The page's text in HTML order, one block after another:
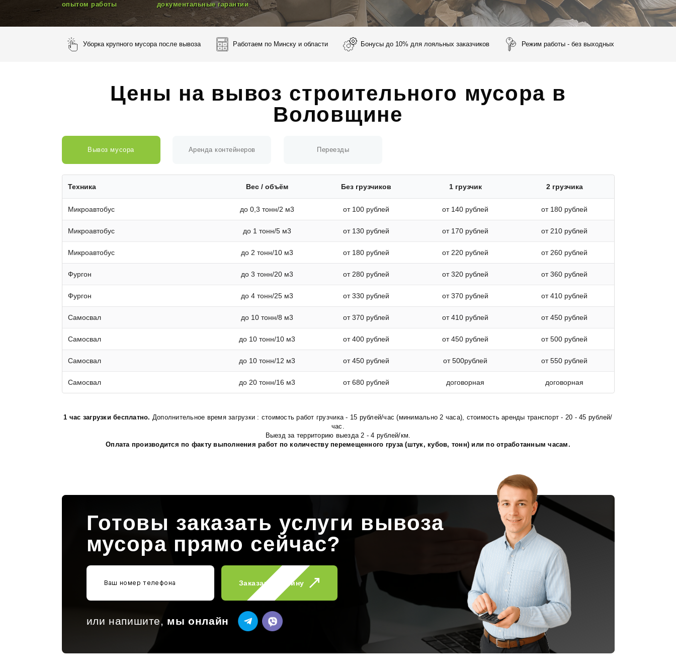
опытом работы
документальные гарантии
Уборка крупного мусора после вывоза Работаем по Минску и области Бонусы до 10% для лояльных заказчиков Режим работы - без выходных
Цены на вывоз строительного мусора в
Воловщине
Вывоз мусора Аренда контейнеров Переезды
Техника Вес / объём Без грузчиков 1 грузчик 2 грузчика
Микроавтобус до 0,3 тонн/2 м3 от 100 рублей от 140 рублей от 180 рублей
Микроавтобус до 1 тонн/5 м3 от 130 рублей от 170 рублей от 210 рублей
Микроавтобус до 2 тонн/10 м3 от 180 рублей от 220 рублей от 260 рублей
Фургон до 3 тонн/20 м3 от 280 рублей от 320 рублей от 360 рублей
Фургон до 4 тонн/25 м3 от 330 рублей от 370 рублей от 410 рублей
Самосвал до 10 тонн/8 м3 от 370 рублей от 410 рублей от 450 рублей
Самосвал до 10 тонн/10 м3 от 400 рублей от 450 рублей от 500 рублей
Самосвал до 10 тонн/12 м3 от 450 рублей от 500рублей от 550 рублей
Самосвал до 20 тонн/16 м3 от 680 рублей договорная договорная
1 час загрузки бесплатно. Дополнительное время загрузки : стоимость работ грузчика - 15 рублей/час (минимально 2 часа), стоимость аренды транспорт - 20 - 45 рублей/
час.
Выезд за территорию выезда 2 - 4 рублей/км.
Оплата производится по факту выполнения работ по количеству перемещенного груза (штук, кубов, тонн) или по отработанным часам.
Готовы заказать услуги вывоза
мусора прямо сейчас?
Заказать машину
или напишите, мы онлайн